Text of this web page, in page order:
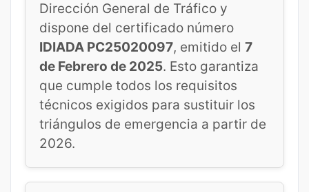
Dirección General de Tráfico y
dispone del certificado número
IDIADA PC25020097, emitido el 7
de Febrero de 2025. Esto garantiza
que cumple todos los requisitos
técnicos exigidos para sustituir los
triángulos de emergencia a partir de
2026.